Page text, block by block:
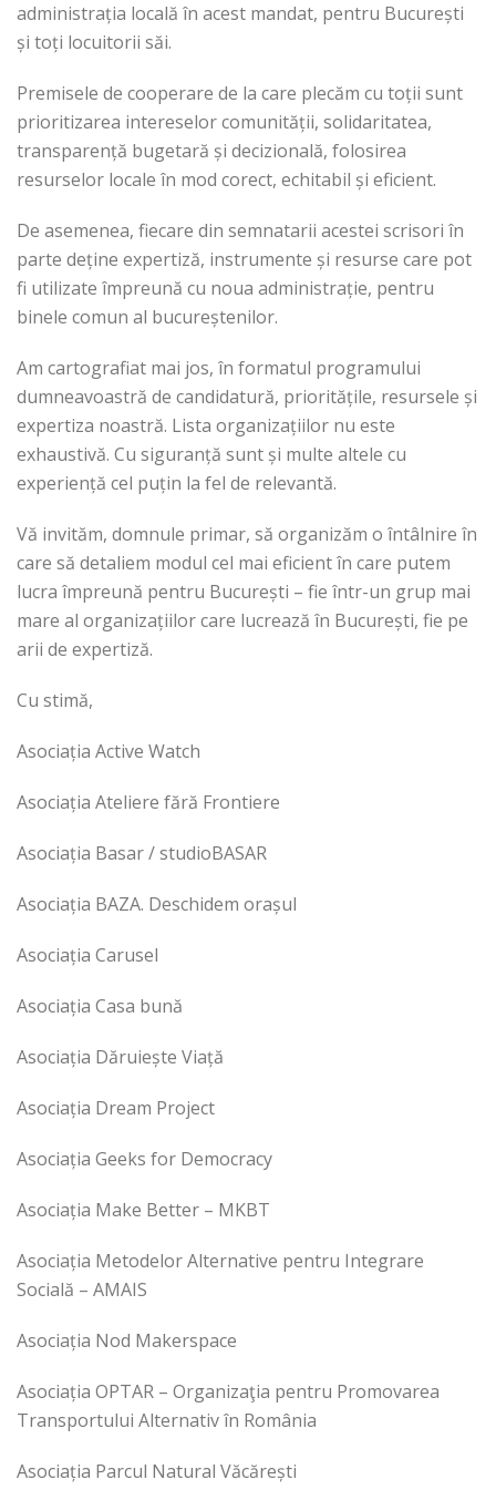
administrația locală în acest mandat, pentru București
și toți locuitorii săi.
Premisele de cooperare de la care plecăm cu toții sunt
prioritizarea intereselor comunității, solidaritatea,
transparență bugetară și decizională, folosirea
resurselor locale în mod corect, echitabil și eficient.
De asemenea, fiecare din semnatarii acestei scrisori în
parte deține expertiză, instrumente și resurse care pot
fi utilizate împreună cu noua administrație, pentru
binele comun al bucureștenilor.
Am cartografiat mai jos, în formatul programului
dumneavoastră de candidatură, prioritățile, resursele și
expertiza noastră. Lista organizațiilor nu este
exhaustivă. Cu siguranță sunt și multe altele cu
experiență cel puțin la fel de relevantă.
Vă invităm, domnule primar, să organizăm o întâlnire în
care să detaliem modul cel mai eficient în care putem
lucra împreună pentru București – fie într-un grup mai
mare al organizațiilor care lucrează în București, fie pe
arii de expertiză.
Cu stimă,
Asociația Active Watch
Asociația Ateliere fără Frontiere
Asociația Basar / studioBASAR
Asociația BAZA. Deschidem orașul
Asociația Carusel
Asociația Casa bună
Asociația Dăruiește Viață
Asociația Dream Project
Asociația Geeks for Democracy
Asociația Make Better – MKBT
Asociația Metodelor Alternative pentru Integrare
Socială – AMAIS
Asociația Nod Makerspace
Asociația OPTAR – Organizaţia pentru Promovarea
Transportului Alternativ în România
Asociația Parcul Natural Văcărești